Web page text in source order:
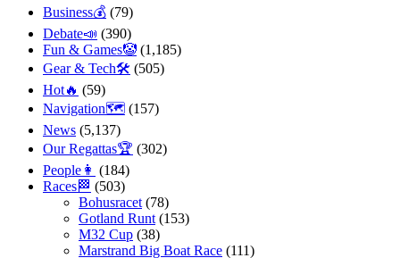
Business💰 (79)
Debate📣 (390)
Fun & Games🤡 (1,185)
Gear & Tech🛠 (505)
Hot🔥 (59)
Navigation🗺 (157)
News (5,137)
Our Regattas🏆 (302)
People👩 (184)
Races🏁 (503)
Bohusracet (78)
Gotland Runt (153)
M32 Cup (38)
Marstrand Big Boat Race (111)